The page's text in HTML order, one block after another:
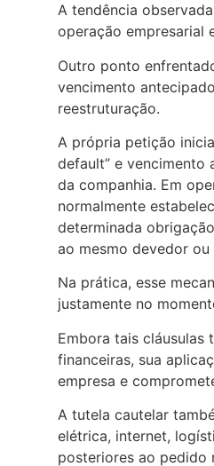
A tendência
operação empresarial
Outro ponto
vencimento
reestruturação.
A própria petição
default” e
da companhia. Em
normalmente
determinada
ao mesmo devedor
Na prática, esse
justamente no
Embora tais cláusulas
financeiras, sua
empresa e
A tutela cautelar
elétrica, internet,
posteriores ao pedido